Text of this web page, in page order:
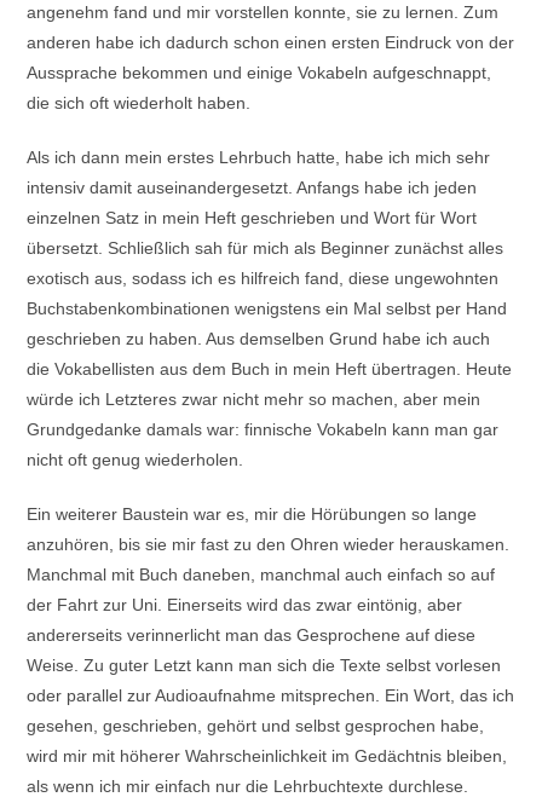
angenehm fand und mir vorstellen konnte, sie zu lernen. Zum
anderen habe ich dadurch schon einen ersten Eindruck von der
Aussprache bekommen und einige Vokabeln aufgeschnappt,
die sich oft wiederholt haben.
Als ich dann mein erstes Lehrbuch hatte, habe ich mich sehr
intensiv damit auseinandergesetzt. Anfangs habe ich jeden
einzelnen Satz in mein Heft geschrieben und Wort für Wort
übersetzt. Schließlich sah für mich als Beginner zunächst alles
exotisch aus, sodass ich es hilfreich fand, diese ungewohnten
Buchstabenkombinationen wenigstens ein Mal selbst per Hand
geschrieben zu haben. Aus demselben Grund habe ich auch
die Vokabellisten aus dem Buch in mein Heft übertragen. Heute
würde ich Letzteres zwar nicht mehr so machen, aber mein
Grundgedanke damals war: finnische Vokabeln kann man gar
nicht oft genug wiederholen.
Ein weiterer Baustein war es, mir die Hörübungen so lange
anzuhören, bis sie mir fast zu den Ohren wieder herauskamen.
Manchmal mit Buch daneben, manchmal auch einfach so auf
der Fahrt zur Uni. Einerseits wird das zwar eintönig, aber
andererseits verinnerlicht man das Gesprochene auf diese
Weise. Zu guter Letzt kann man sich die Texte selbst vorlesen
oder parallel zur Audioaufnahme mitsprechen. Ein Wort, das ich
gesehen, geschrieben, gehört und selbst gesprochen habe,
wird mir mit höherer Wahrscheinlichkeit im Gedächtnis bleiben,
als wenn ich mir einfach nur die Lehrbuchtexte durchlese.